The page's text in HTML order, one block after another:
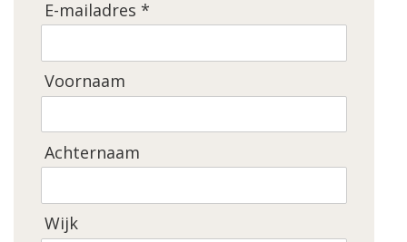
E-mailadres *
Voornaam
Achternaam
Wijk